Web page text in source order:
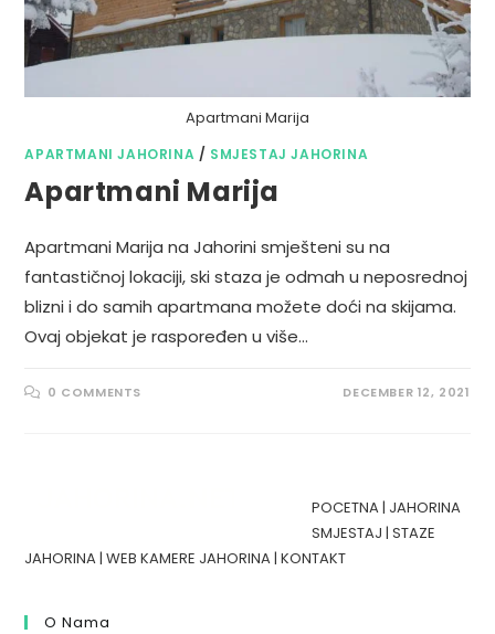
Apartmani Marija
APARTMANI JAHORINA / SMJESTAJ JAHORINA
Apartmani Marija
Apartmani Marija na Jahorini smješteni su na
fantastičnoj lokaciji, ski staza je odmah u neposrednoj
blizni i do samih apartmana možete doći na skijama.
Ovaj objekat je raspoređen u više…
0 COMMENTS DECEMBER 12, 2021
POCETNA| JAHORINA
SMJESTAJ |STAZE
JAHORINA|WEB KAMERE JAHORINA|KONTAKT
O Nama